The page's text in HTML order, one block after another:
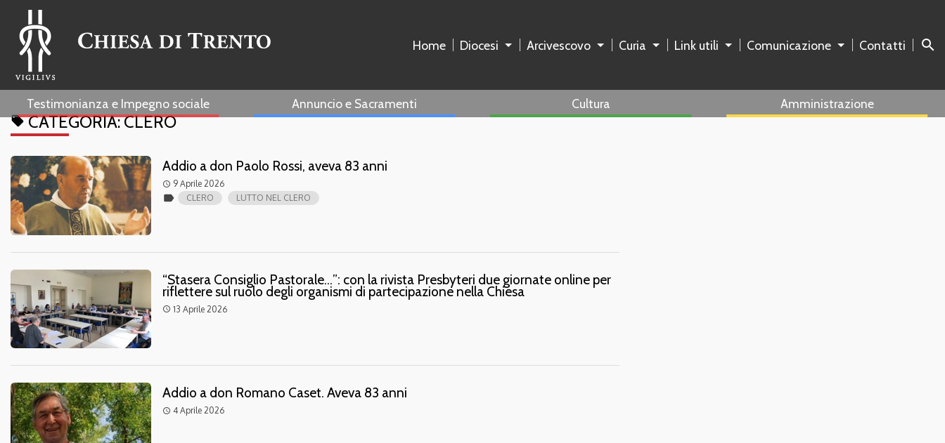
Home Diocesi Arcivescovo Curia Link utili Comunicazione Contatti search
Testimonianza e Impegno sociale Annuncio e Sacramenti Cultura Amministrazione
local_offerCATEGORIA:CLERO
Addio a don Paolo Rossi, aveva 83 anni
access_time 9 Aprile 2026
label CLERO LUTTO NEL CLERO
“Stasera Consiglio Pastorale…”: con la rivista Presbyteri due giornate online per
riflettere sul ruolo degli organismi di partecipazione nella Chiesa
access_time 13 Aprile 2026
Addio a don Romano Caset. Aveva 83 anni
access_time 4 Aprile 2026